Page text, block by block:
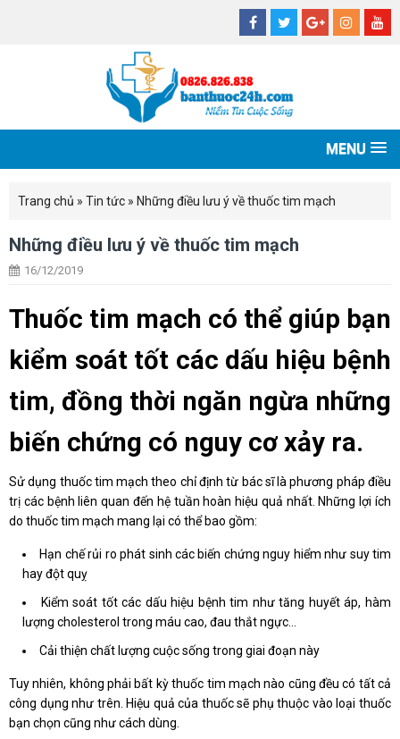
MENU
Trang chủ » Tin tức » Những điều lưu ý về thuốc tim mạch
Những điều lưu ý về thuốc tim mạch
16/12/2019
Thuốc tim mạch có thể giúp bạn
kiểm soát tốt các dấu hiệu bệnh
tim, đồng thời ngăn ngừa những
biến chứng có nguy cơ xảy ra.
Sử dụng thuốc tim mạch theo chỉ định từ bác sĩ là phương pháp điều
trị các bệnh liên quan đến hệ tuần hoàn hiệu quả nhất. Những lợi ích
do thuốc tim mạch mang lại có thể bao gồm:
Hạn chế rủi ro phát sinh các biến chứng nguy hiểm như suy tim
hay đột quỵ
Kiểm soát tốt các dấu hiệu bệnh tim như tăng huyết áp, hàm
lượng cholesterol trong máu cao, đau thắt ngực…
Cải thiện chất lượng cuộc sống trong giai đoạn này
Tuy nhiên, không phải bất kỳ thuốc tim mạch nào cũng đều có tất cả
công dụng như trên. Hiệu quả của thuốc sẽ phụ thuộc vào loại thuốc
bạn chọn cũng như cách dùng.